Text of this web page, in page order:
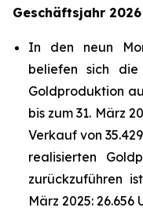
Geschäftsjahr 2026
In den neun
beliefen sich
Goldproduktion
bis zum 31. März
Verkauf von
realisierten
zurückzuführen
März 2025: 26.656